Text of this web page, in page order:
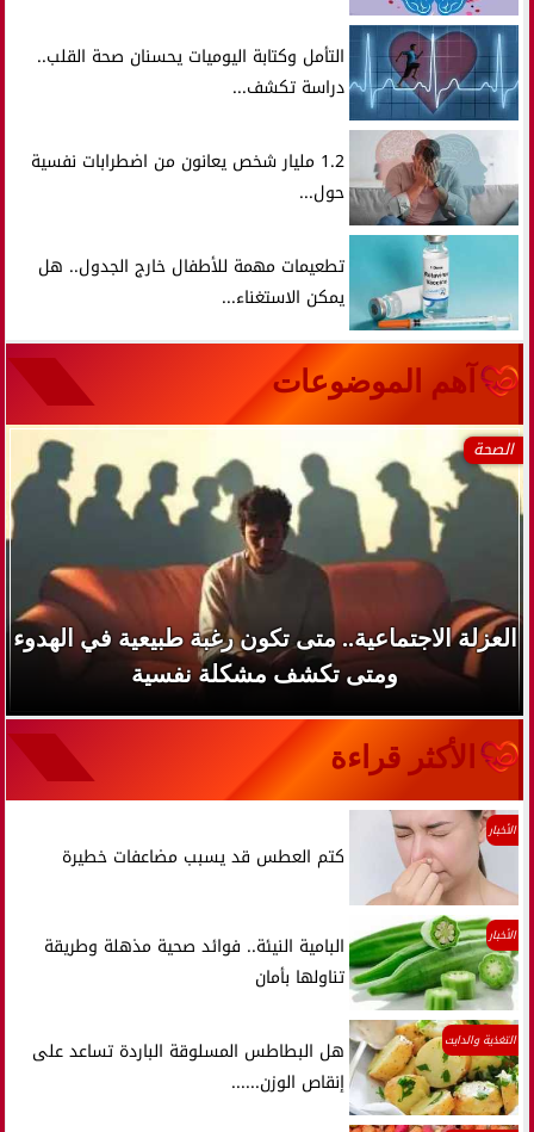
التأمل وكتابة اليوميات يحسنان صحة القلب..
دراسة تكشف...
1.2 مليار شخص يعانون من اضطرابات نفسية
حول...
تطعيمات مهمة للأطفال خارج الجدول.. هل
يمكن الاستغناء...
آهم الموضوعات
الصحة
العزلة الاجتماعية.. متى تكون رغبة طبيعية في الهدوء
ومتى تكشف مشكلة نفسية
الأكثر قراءة
الأخبار
كتم العطس قد يسبب مضاعفات خطيرة
الأخبار
البامية النيئة.. فوائد صحية مذهلة وطريقة
تناولها بأمان
التغذية والدايت
هل البطاطس المسلوقة الباردة تساعد على
إنقاص الوزن......